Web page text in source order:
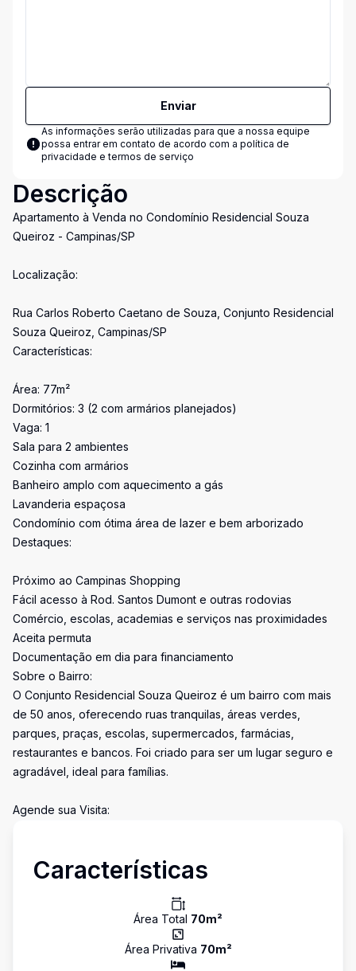
Enviar
As informações serão utilizadas para que a nossa equipe
possa entrar em contato de acordo com a política de
privacidade e termos de serviço
Descrição
Apartamento à Venda no Condomínio Residencial Souza
Queiroz - Campinas/SP
Localização:
Rua Carlos Roberto Caetano de Souza, Conjunto Residencial
Souza Queiroz, Campinas/SP
Características:
Área: 77m²
Dormitórios: 3 (2 com armários planejados)
Vaga: 1
Sala para 2 ambientes
Cozinha com armários
Banheiro amplo com aquecimento a gás
Lavanderia espaçosa
Condomínio com ótima área de lazer e bem arborizado
Destaques:
Próximo ao Campinas Shopping
Fácil acesso à Rod. Santos Dumont e outras rodovias
Comércio, escolas, academias e serviços nas proximidades
Aceita permuta
Documentação em dia para financiamento
Sobre o Bairro:
O Conjunto Residencial Souza Queiroz é um bairro com mais
de 50 anos, oferecendo ruas tranquilas, áreas verdes,
parques, praças, escolas, supermercados, farmácias,
restaurantes e bancos. Foi criado para ser um lugar seguro e
agradável, ideal para famílias.
Agende sua Visita:
Características
Área Total 70m²
Área Privativa 70m²